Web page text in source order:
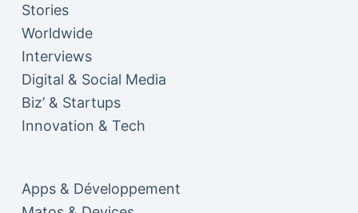
Stories
Worldwide
Interviews
Digital & Social Media
Biz’ & Startups
Innovation & Tech
Apps & Développement